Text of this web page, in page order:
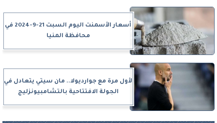
أسعار الأسمنت اليوم السبت 21-9-2024 في
محافظة المنيا
لأول مرة مع جوارديولا.. مان سيتي يتعادل في
الجولة الافتتاحية بالتشامبيونزليج